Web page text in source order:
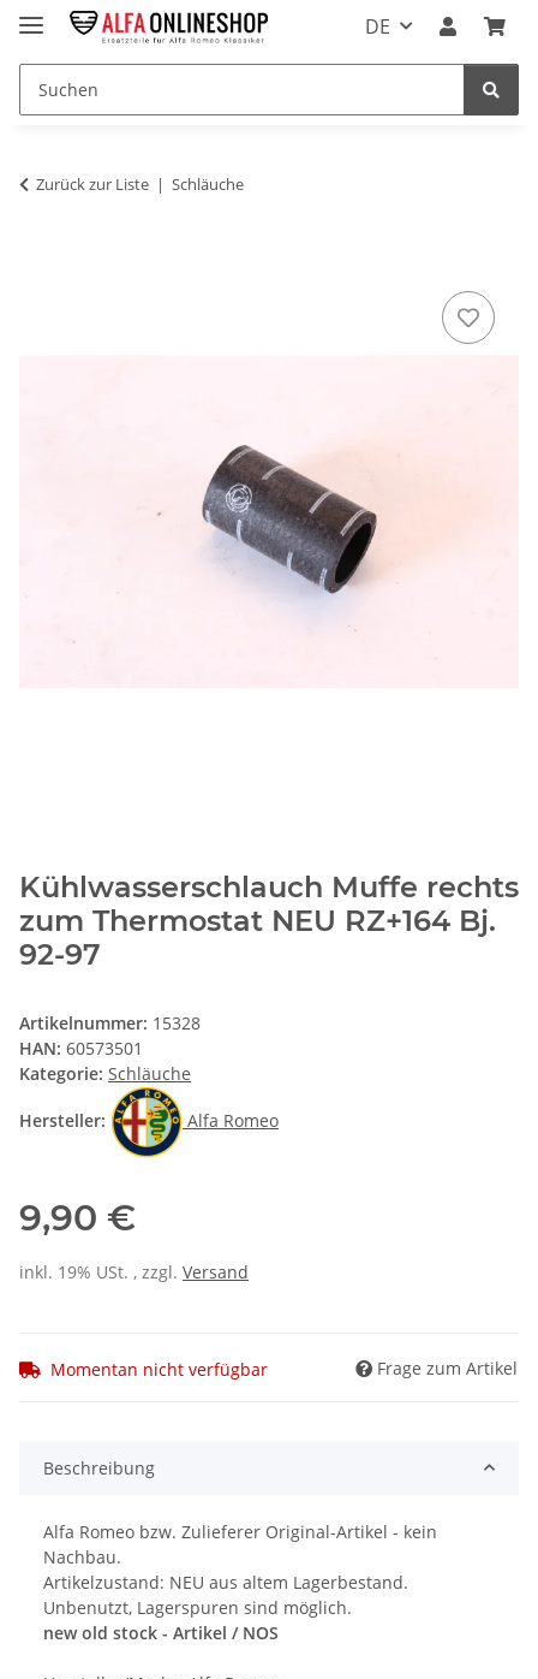
DE
Zurück zur Liste Schläuche
Kühlwasserschlauch Muffe rechts
zum Thermostat NEU RZ+164 Bj.
92-97
Artikelnummer: 15328
HAN: 60573501
Kategorie: Schläuche
Hersteller: Alfa Romeo
9,90 €
inkl. 19% USt. , zzgl. Versand
Momentan nicht verfügbar Frage zum Artikel
Beschreibung
Alfa Romeo bzw. Zulieferer Original-Artikel - kein
Nachbau.
Artikelzustand: NEU aus altem Lagerbestand.
Unbenutzt, Lagerspuren sind möglich.
new old stock - Artikel / NOS